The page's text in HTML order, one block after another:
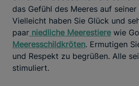
das Gefühl des Meeres auf
Vielleicht haben Sie Glück und
paar niedliche Meerestiere wie
Meeresschildkröten. Ermutigen
und Respekt zu begrüßen. Alle
stimuliert.